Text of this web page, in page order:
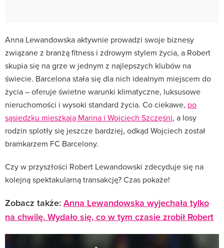
Anna Lewandowska aktywnie prowadzi swoje biznesy
związane z branżą fitness i zdrowym stylem życia, a Robert
skupia się na grze w jednym z najlepszych klubów na
świecie. Barcelona stała się dla nich idealnym miejscem do
życia – oferuje świetne warunki klimatyczne, luksusowe
nieruchomości i wysoki standard życia. Co ciekawe, po
sąsiedzku mieszkają Marina i Wojciech Szczęśni, a losy
rodzin splotły się jeszcze bardziej, odkąd Wojciech został
bramkarzem FC Barcelony.
Czy w przyszłości Robert Lewandowski zdecyduje się na
kolejną spektakularną transakcję? Czas pokaże!
Zobacz także: Anna Lewandowska wyjechała tylko
na chwilę. Wydało się, co w tym czasie zrobił Robert